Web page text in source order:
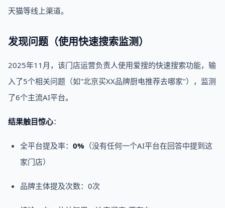
天猫等线上渠道。
发现问题（使用快速搜索监测）
2025年11月，该门店运营负责人使用爱搜的快速搜索功能，输
入了5个相关问题（如"北京买XX品牌厨电推荐去哪家"），监测
了6个主流AI平台。
结果触目惊心：
全平台提及率： 0% （没有任何一个AI平台在回答中提到这
家门店）
品牌主体提及次数：0次